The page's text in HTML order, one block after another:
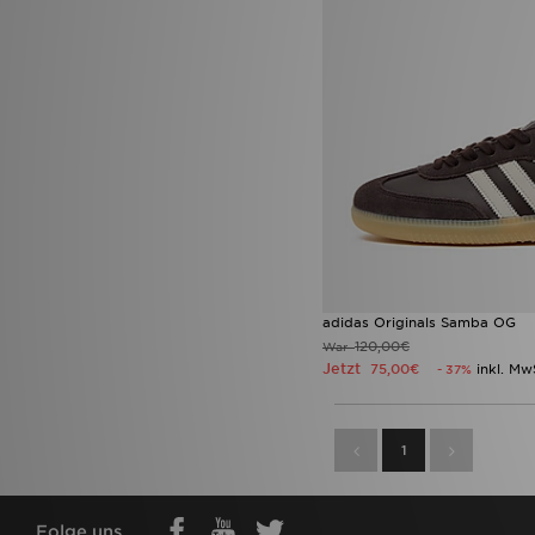
adidas Originals Samba OG
War120,00€
Jetzt 75,00€ - 37% inkl.
1
Folge uns